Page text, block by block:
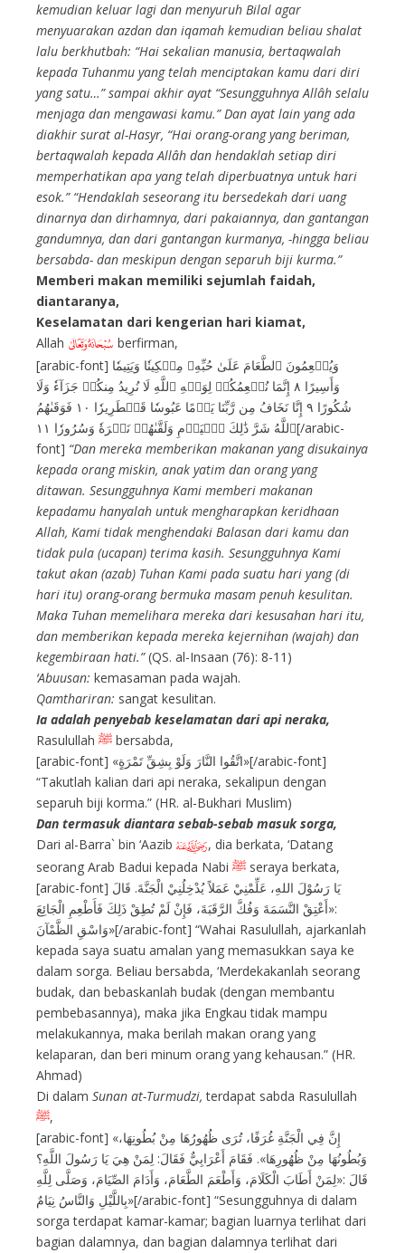
kemudian keluar lagi dan menyuruh Bilal agar
menyuarakan azdan dan iqamah kemudian beliau shalat
lalu berkhutbah: “Hai sekalian manusia, bertaqwalah
kepada Tuhanmu yang telah menciptakan kamu dari diri
yang satu…” sampai akhir ayat “Sesungguhnya Allâh selalu
menjaga dan mengawasi kamu.” Dan ayat lain yang ada
diakhir surat al-Hasyr, “Hai orang-orang yang beriman,
bertaqwalah kepada Allâh dan hendaklah setiap diri
memperhatikan apa yang telah diperbuatnya untuk hari
esok.” “Hendaklah seseorang itu bersedekah dari uang
dinarnya dan dirhamnya, dari pakaiannya, dan gantangan
gandumnya, dan dari gantangan kurmanya, -hingga beliau
bersabda- dan meskipun dengan separuh biji kurma.”
Memberi makan memiliki sejumlah faidah,
diantaranya,
Keselamatan dari kengerian hari kiamat,
Allah E berfirman,
[arabic-font] وَيُطۡعِمُونَ ٱلطَّعَامَ عَلَىٰ حُبِّهِۦ مِسۡكِينٗا وَيَتِيمٗا
وَأَسِيرًا ٨ إِنَّمَا نُطۡعِمُكُمۡ لِوَجۡهِ ٱللَّهِ لَا نُرِيدُ مِنكُمۡ جَزَآءٗ وَلَا
شُكُورًا ٩ إِنَّا نَخَافُ مِن رَّبِّنَا يَوۡمًا عَبُوسٗا قَمۡطَرِيرٗا ١٠ فَوَقَىٰهُمُ
ٱللَّهُ شَرَّ ذَٰلِكَ ٱلۡيَوۡمِ وَلَقَّىٰهُمۡ نَضۡرَةٗ وَسُرُورٗا ١١[/arabic-
font] “Dan mereka memberikan makanan yang disukainya
kepada orang miskin, anak yatim dan orang yang
ditawan. Sesungguhnya Kami memberi makanan
kepadamu hanyalah untuk mengharapkan keridhaan
Allah, Kami tidak menghendaki Balasan dari kamu dan
tidak pula (ucapan) terima kasih. Sesungguhnya Kami
takut akan (azab) Tuhan Kami pada suatu hari yang (di
hari itu) orang-orang bermuka masam penuh kesulitan.
Maka Tuhan memelihara mereka dari kesusahan hari itu,
dan memberikan kepada mereka kejernihan (wajah) dan
kegembiraan hati.”(QS. al-Insaan (76): 8-11)
‘Abuusan: kemasaman pada wajah.
Qamthariran: sangat kesulitan.
Ia adalah penyebab keselamatan dari api neraka,
Rasulullah ﷺ bersabda,
[arabic-font] «اتَّقُوا النَّارَ وَلَوْ بِشِقِّ تَمْرَةٍ»[/arabic-font]
“Takutlah kalian dari api neraka, sekalipun dengan
separuh biji korma.” (HR. al-Bukhari Muslim)
Dan termasuk diantara sebab-sebab masuk sorga,
Dari al-Barra` bin ‘Aazib I, dia berkata, ‘Datang
seorang Arab Badui kepada Nabi ﷺ seraya berkata,
[arabic-font] يَا رَسُوْلَ اللهِ، عَلِّمْنِيْ عَمَلاً يُدْخِلُنِيْ الْجَنَّةَ. قَالَ
:«أَعْتِقْ النَّسَمَةَ وَفُكَّ الرَّقَبَةَ، فَإِنْ لَمْ تُطِقْ ذَلِكَ فَأَطْعِمِ الْجَائِعَ
وَاسْقِ الظَّمْآنَ»[/arabic-font] “Wahai Rasulullah, ajarkanlah
kepada saya suatu amalan yang memasukkan saya ke
dalam sorga. Beliau bersabda, ‘Merdekakanlah seorang
budak, dan bebaskanlah budak (dengan membantu
pembebasannya), maka jika Engkau tidak mampu
melakukannya, maka berilah makan orang yang
kelaparan, dan beri minum orang yang kehausan.” (HR.
Ahmad)
Di dalam Sunan at-Turmudzi, terdapat sabda Rasulullah
ﷺ,
[arabic-font] «إِنَّ فِي الْجَنَّةِ غُرَفًا، تُرَى ظُهُورُهَا مِنْ بُطُونِهَا،
وَبُطُونُهَا مِنْ ظُهُورِهَا». فَقَامَ أَعْرَابِيٌّ فَقَالَ: لِمَنْ هِيَ يَا رَسُولَ اللَّهِ؟
قَالَ :«لِمَنْ أَطَابَ الْكَلَامَ، وَأَطْعَمَ الطَّعَامَ، وَأَدَامَ الصِّيَامَ، وَصَلَّى لِلَّهِ
بِاللَّيْلِ وَالنَّاسُ نِيَامٌ»[/arabic-font] “Sesungguhnya di dalam
sorga terdapat kamar-kamar; bagian luarnya terlihat dari
bagian dalamnya, dan bagian dalamnya terlihat dari